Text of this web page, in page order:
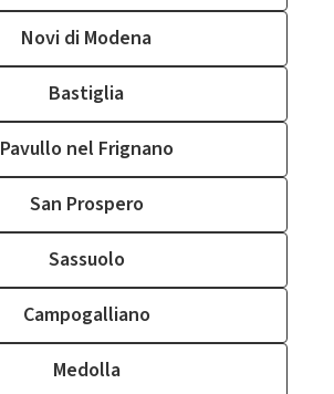
Novi di Modena
Bastiglia
Pavullo nel Frignano
San Prospero
Sassuolo
Campogalliano
Medolla